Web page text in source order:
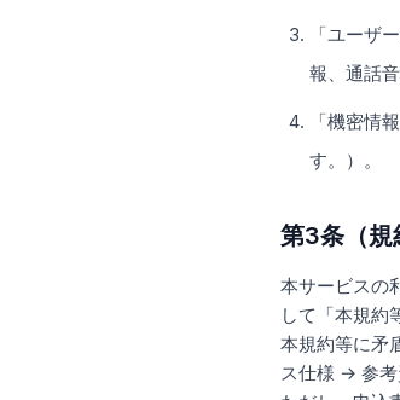
「ユーザ
報、通話
「機密情
す。）。
第3条（規
本サービスの
して「本規約
本規約等に矛
ス仕様 → 参考